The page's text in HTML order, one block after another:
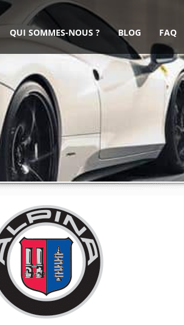
QUI SOMMES-NOUS ? BLOG FAQ